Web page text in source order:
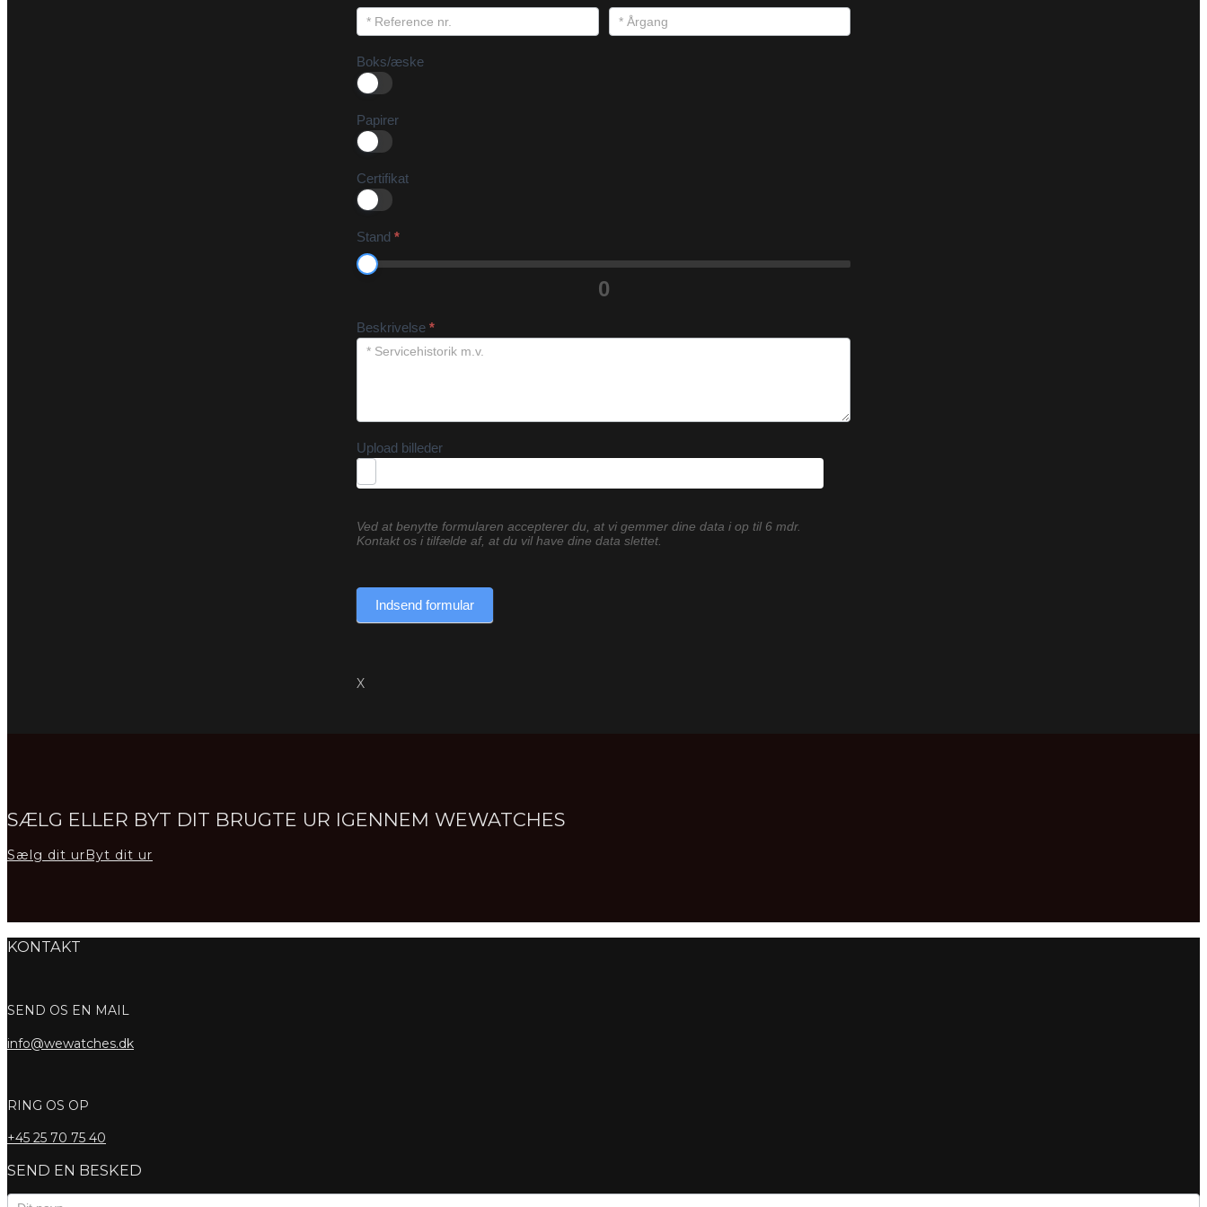
Boks/æske
Papirer
Certifikat
Stand *
0
Beskrivelse *
Upload billeder
Ved at benytte formularen accepterer du, at vi gemmer dine data i op til 6 mdr.
Kontakt os i tilfælde af, at du vil have dine data slettet.
Indsend formular
X
SÆLG ELLER BYT DIT BRUGTE UR IGENNEM WEWATCHES
Sælg dit urByt dit ur
KONTAKT
SEND OS EN MAIL
info@wewatches.dk
RING OS OP
+45 25 70 75 40
SEND EN BESKED
Kontaktformular